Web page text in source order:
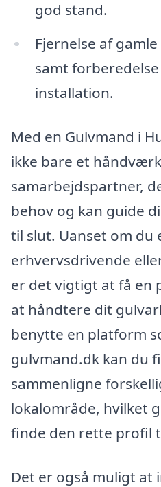
god stand.
Fjernelse af
samt
installation.
Med en Gulvmand i
ikke bare et
samarbejdspartner,
behov og kan guide
til slut. Uanset om du
erhvervsdrivende
er det vigtigt at få en
at håndtere dit
benytte en platform
gulvmand.dk kan du
sammenligne
lokalområde, hvilket
finde den rette profil
Det er også muligt at